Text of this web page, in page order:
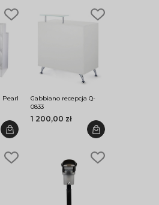
Pearl
Gabbiano recepcja Q-
0833
1 200,00 zł